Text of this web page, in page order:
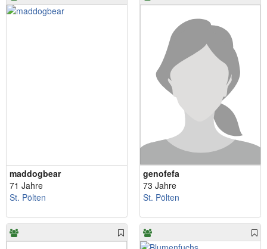
maddogbear
71 Jahre
St. Pölten
genofefa
73 Jahre
St. Pölten